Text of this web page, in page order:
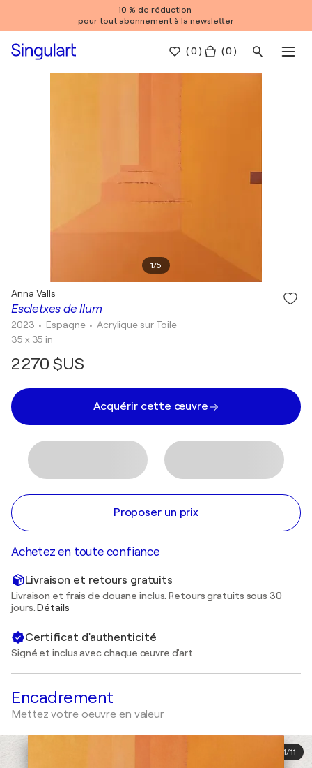
10 % de réduction
pour tout abonnement à la newsletter
(0 ) ( 0 )
1/5
Escletxes de llum
Anna Valls
2023 • Espagne • Acrylique sur Toile
35 x 35 in
2 270 $US
Acquérir cette œuvre
Proposer un prix
Achetez en toute confiance
Livraison et retours gratuits
Livraison et frais de douane inclus. Retours gratuits sous 30
jours.Détails
Certificat d'authenticité
Signé et inclus avec chaque œuvre d'art
Encadrement
Mettez votre oeuvre en valeur
1/11